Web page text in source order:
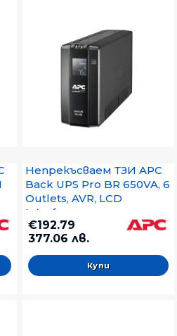
Непрекъсваем ТЗИ APC
Back UPS Pro BR 650VA, 6
Outlets, AVR, LCD
Interface
€192.79
377.06 лв.